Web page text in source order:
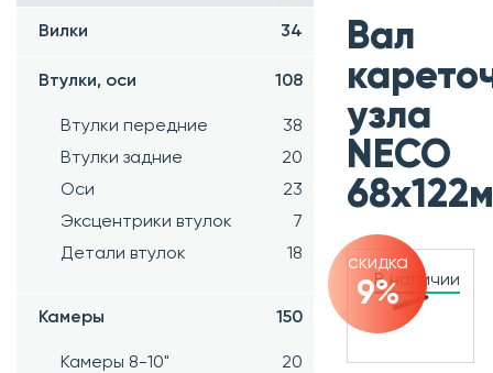
Вилки 34
Втулки, оси 108
Втулки передние
38
Втулки задние
20
Оси
23
Эксцентрики втулок
7
Детали втулок
18
Камеры 150
Камеры 8-10"
20
Вал
узла
NECO
В наличии
скидка
9%